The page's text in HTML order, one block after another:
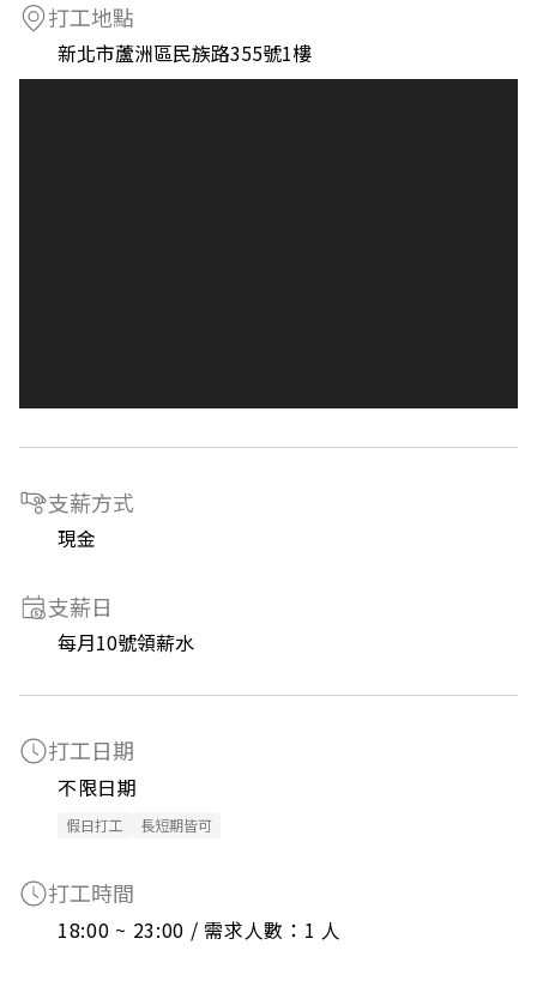
打工地點
新北市蘆洲區民族路355號1樓
支薪方式
現金
支薪日
每月10號領薪水
打工日期
不限日期
假日打工 長短期皆可
打工時間
18:00 ~ 23:00 / 需求人數：1 人